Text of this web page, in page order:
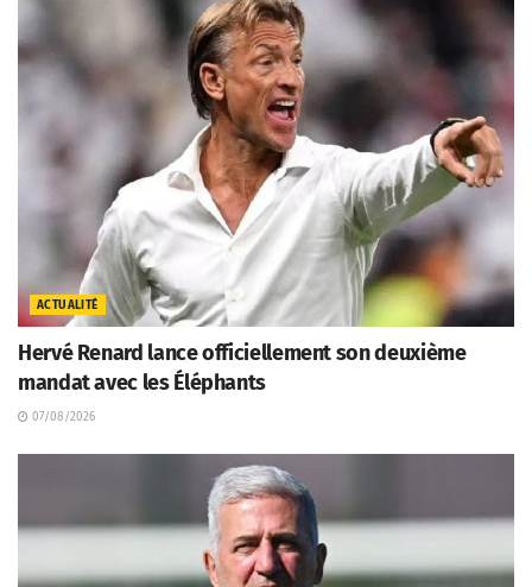
ACTUALITÉ
Hervé Renard lance officiellement son deuxième
mandat avec les Éléphants
07/08/2026